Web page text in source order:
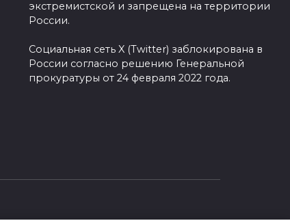
экстремистской и запрещена на территории
России.
Социальная сеть X (Twitter) заблокирована в
России согласно решению Генеральной
прокуратуры от 24 февраля 2022 года.